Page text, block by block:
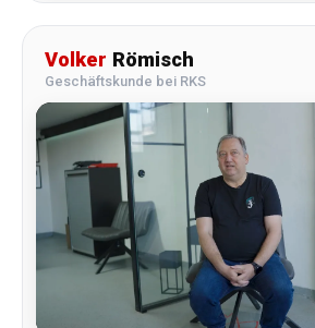
Volker Römisch
Geschäftskunde bei RKS